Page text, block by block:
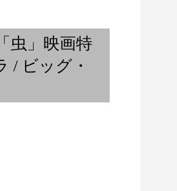
ト・テン
虫」映画特
/ ビッグ・